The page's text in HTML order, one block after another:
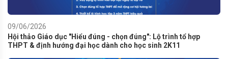
09/06/2026
Hội thảo Giáo dục "Hiểu đúng - chọn đúng": Lộ trình tổ hợp
THPT & định hướng đại học dành cho học sinh 2K11